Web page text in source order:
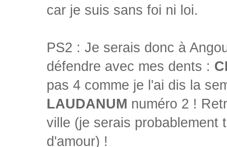
car je suis sans foi ni loi.
PS2 : Je serais donc à
défendre avec mes dents :
pas 4 comme je l'ai dis la
LAUDANUM numéro 2 !
ville (je serais probablement
d'amour) !